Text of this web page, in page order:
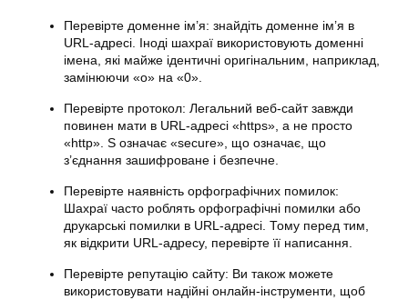
Перевірте доменне ім’я: знайдіть доменне ім’я в
URL-адресі. Іноді шахраї використовують доменні
імена, які майже ідентичні оригінальним, наприклад,
замінюючи «o» на «0».
Перевірте протокол: Легальний веб-сайт завжди
повинен мати в URL-адресі «https», а не просто
«http». S означає «secure», що означає, що
з’єднання зашифроване і безпечне.
Перевірте наявність орфографічних помилок:
Шахраї часто роблять орфографічні помилки або
друкарські помилки в URL-адресі. Тому перед тим,
як відкрити URL-адресу, перевірте її написання.
Перевірте репутацію сайту: Ви також можете
використовувати надійні онлайн-інструменти, щоб